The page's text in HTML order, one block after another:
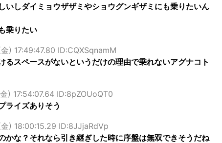
いしダイミョウザザミやショウグンギザミにも乗りたいん
乗りたい
) 17:49:47.80 ID:CQXSqnamM
るスペースがないというだけの理由で乗れないアグナコト
) 17:54:07.64 ID:8pZOUoQT0
ライズありそう
) 18:00:15.29 ID:8JJjaRdVp
かな？それなら引き継ぎした時に序盤は無双できそうだね